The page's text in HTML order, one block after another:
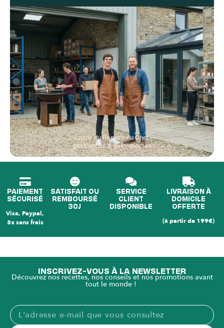
L'équipe du Repaire du Chef —
passionnés & gastronomes
PAIEMENT
SÉCURISÉ
Visa, Paypal,
3x sans frais
SATISFAIT OU
REMBOURSÉ
30J
SERVICE
CLIENT
DISPONIBLE
LIVRAISON À
DOMICILE
OFFERTE
(à partir de 199€)
INSCRIVEZ-VOUS À LA NEWSLETTER
Découvrez nos recettes, nos conseils et nos promotions avant
tout le monde !